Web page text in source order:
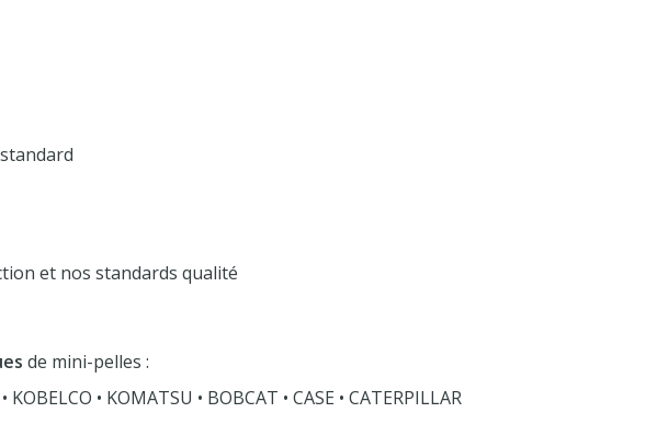
et nos standards qualité
de mini-pelles :
• KOMATSU • BOBCAT • CASE • CATERPILLAR